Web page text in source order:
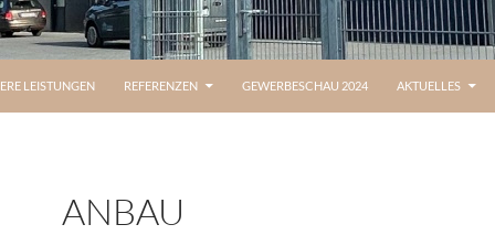
LEISTUNGEN REFERENZEN GEWERBESCHAU 2024 AKTUELLES
ANBAU